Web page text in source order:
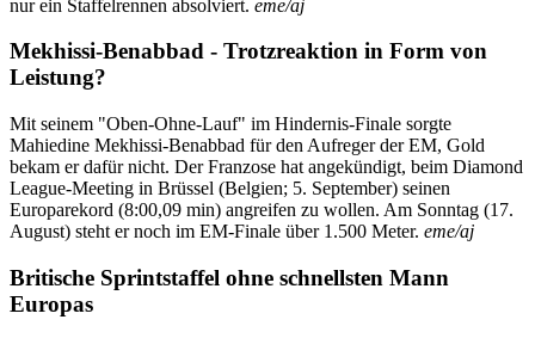
nur ein Staffelrennen absolviert. eme/aj
Mekhissi-Benabbad - Trotzreaktion in Form von
Leistung?
Mit seinem "Oben-Ohne-Lauf" im Hindernis-Finale sorgte
Mahiedine Mekhissi-Benabbad für den Aufreger der EM, Gold
bekam er dafür nicht. Der Franzose hat angekündigt, beim Diamond
League-Meeting in Brüssel (Belgien; 5. September) seinen
Europarekord (8:00,09 min) angreifen zu wollen. Am Sonntag (17.
August) steht er noch im EM-Finale über 1.500 Meter. eme/aj
Britische Sprintstaffel ohne schnellsten Mann
Europas